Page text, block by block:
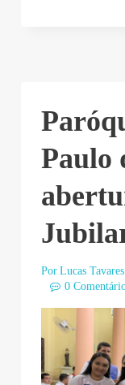
Paulo
Por Lucas Tavares
0